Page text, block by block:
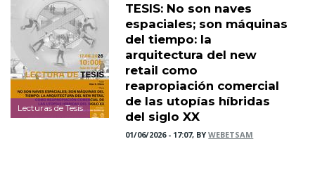
Lecturas de Tesis
TESIS: No son naves
espaciales; son máquinas
del tiempo: la
arquitectura del new
retail como
reapropiación comercial
de las utopías híbridas
del siglo XX
01/06/2026 - 17:07, BYWEBETSAM